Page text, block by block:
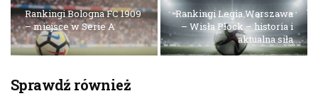
Rankingi Bologna FC 1909
– miejsce w Serie A
Rankingi Legia Warszawa
– Wisła Płock – historia i
aktualna siła
Sprawdź również